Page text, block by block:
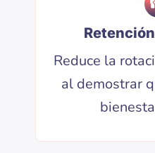
Reduce la
al demostrar